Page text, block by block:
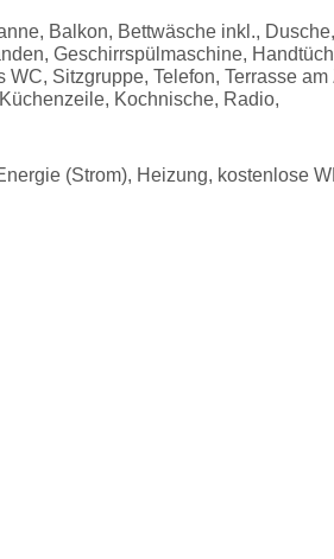
Balkon, Bettwäsche inkl.,
Geschirrspülmaschine,
Sitzgruppe, Telefon, Terrasse am
Kochnische, Radio,
(Strom), Heizung, kostenlose